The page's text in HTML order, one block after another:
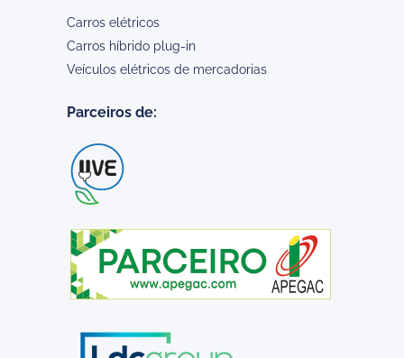
Carros elétricos
Carros híbrido plug-in
Veículos elétricos de mercadorias
Parceiros de: